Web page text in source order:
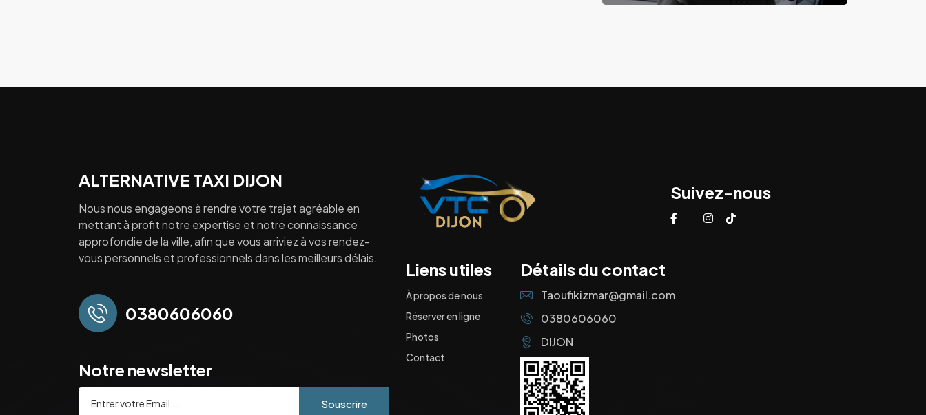
ALTERNATIVE TAXI DIJON
Nous nous engageons à rendre votre trajet agréable en
mettant à profit notre expertise et notre connaissance
approfondie de la ville, afin que vous arriviez à vos rendez-
vous personnels et professionnels dans les meilleurs délais.
0380606060
Notre newsletter
Souscrire
Suivez-nous
Liens utiles
À propos de nous
Réserver en ligne
Photos
Contact
Détails du contact
Taoufikizmar@gmail.com
0380606060
DIJON